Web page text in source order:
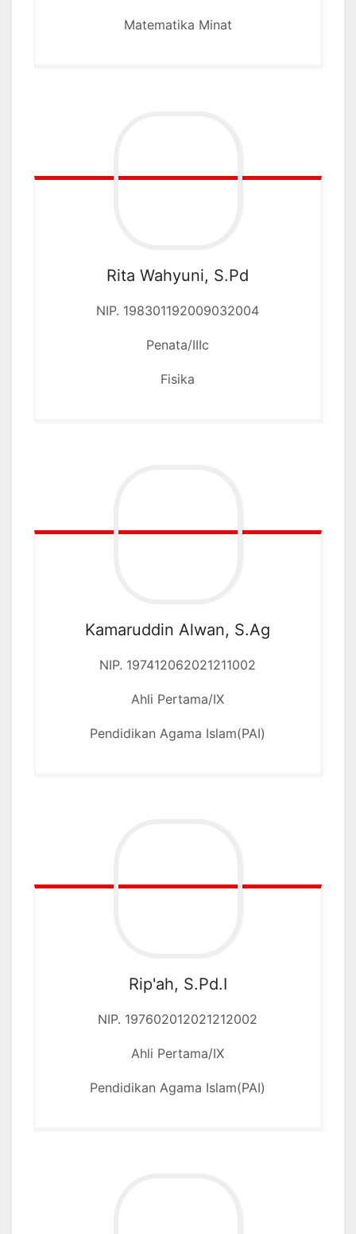
Matematika Minat
Rita Wahyuni, S.Pd
NIP. 198301192009032004
Penata/IIIc
Fisika
Kamaruddin Alwan, S.Ag
NIP. 197412062021211002
Ahli Pertama/IX
Pendidikan Agama Islam(PAI)
Rip'ah, S.Pd.I
NIP. 197602012021212002
Ahli Pertama/IX
Pendidikan Agama Islam(PAI)